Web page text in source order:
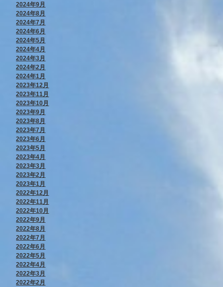
2024年9月
2024年8月
2024年7月
2024年6月
2024年5月
2024年4月
2024年3月
2024年2月
2024年1月
2023年12月
2023年11月
2023年10月
2023年9月
2023年8月
2023年7月
2023年6月
2023年5月
2023年4月
2023年3月
2023年2月
2023年1月
2022年12月
2022年11月
2022年10月
2022年9月
2022年8月
2022年7月
2022年6月
2022年5月
2022年4月
2022年3月
2022年2月